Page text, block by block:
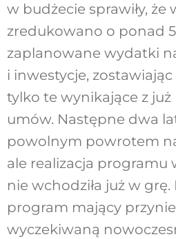
w budżecie sprawiły, że
zredukowano o ponad
zaplanowane wydatki
i inwestycje, zostawiając
tylko te wynikające z
umów. Następne dwa
powolnym powrotem
ale realizacja programu
nie wchodziła już w grę.
program mający
wyczekiwaną